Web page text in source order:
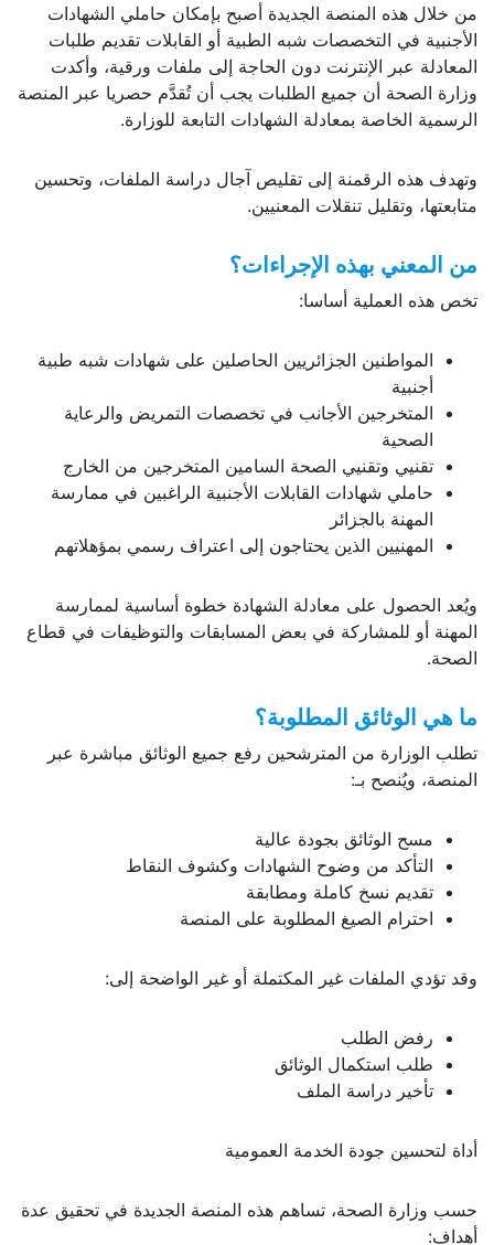
من خلال هذه المنصة الجديدة أصبح بإمكان حاملي الشهادات
الأجنبية في التخصصات شبه الطبية أو القابلات تقديم طلبات
المعادلة عبر الإنترنت دون الحاجة إلى ملفات ورقية، وأكدت
وزارة الصحة أن جميع الطلبات يجب أن تُقدَّم حصريا عبر المنصة
الرسمية الخاصة بمعادلة الشهادات التابعة للوزارة.
وتهدف هذه الرقمنة إلى تقليص آجال دراسة الملفات، وتحسين
متابعتها، وتقليل تنقلات المعنيين.
من المعني بهذه الإجراءات؟
تخص هذه العملية أساسا:
المواطنين الجزائريين الحاصلين على شهادات شبه طبية
أجنبية
المتخرجين الأجانب في تخصصات التمريض والرعاية
الصحية
تقنيي وتقنيي الصحة السامين المتخرجين من الخارج
حاملي شهادات القابلات الأجنبية الراغبين في ممارسة
المهنة بالجزائر
المهنيين الذين يحتاجون إلى اعتراف رسمي بمؤهلاتهم
ويُعد الحصول على معادلة الشهادة خطوة أساسية لممارسة
المهنة أو للمشاركة في بعض المسابقات والتوظيفات في قطاع
الصحة.
ما هي الوثائق المطلوبة؟
تطلب الوزارة من المترشحين رفع جميع الوثائق مباشرة عبر
المنصة، ويُنصح بـ:
مسح الوثائق بجودة عالية
التأكد من وضوح الشهادات وكشوف النقاط
تقديم نسخ كاملة ومطابقة
احترام الصيغ المطلوبة على المنصة
وقد تؤدي الملفات غير المكتملة أو غير الواضحة إلى:
رفض الطلب
طلب استكمال الوثائق
تأخير دراسة الملف
أداة لتحسين جودة الخدمة العمومية
حسب وزارة الصحة، تساهم هذه المنصة الجديدة في تحقيق عدة
أهداف: